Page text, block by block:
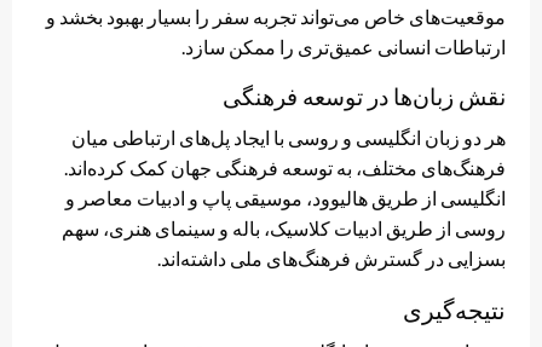
موقعیت‌های خاص می‌تواند تجربه سفر را بسیار بهبود بخشد و
ارتباطات انسانی عمیق‌تری را ممکن سازد.
نقش زبان‌ها در توسعه فرهنگی
هر دو زبان انگلیسی و روسی با ایجاد پل‌های ارتباطی میان
فرهنگ‌های مختلف، به توسعه فرهنگی جهان کمک کرده‌اند.
انگلیسی از طریق هالیوود، موسیقی پاپ و ادبیات معاصر و
روسی از طریق ادبیات کلاسیک، باله و سینمای هنری، سهم
بسزایی در گسترش فرهنگ‌های ملی داشته‌اند.
نتیجه‌گیری